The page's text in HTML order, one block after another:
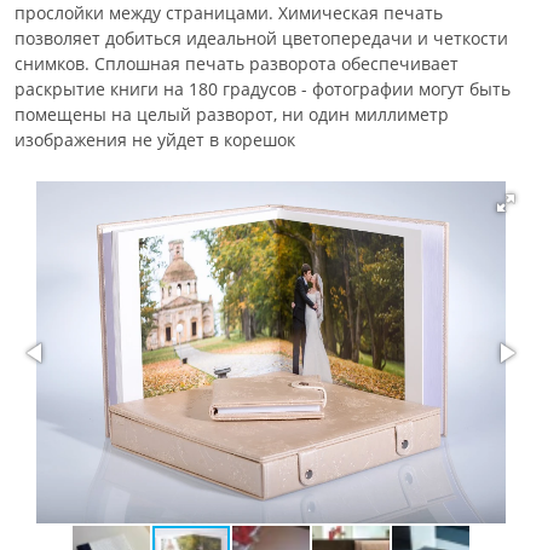
прослойки между страницами. Химическая печать
позволяет добиться идеальной цветопередачи и четкости
снимков. Сплошная печать разворота обеспечивает
раскрытие книги на 180 градусов - фотографии могут быть
помещены на целый разворот, ни один миллиметр
изображения не уйдет в корешок